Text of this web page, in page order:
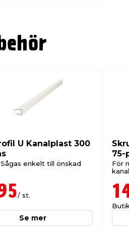
U Kanalplast 300
enkelt till önskad
/ st.
Se mer
75-
För